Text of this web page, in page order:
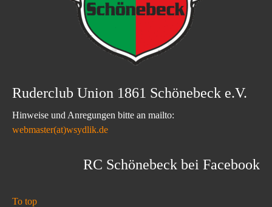
Ruderclub Union 1861 Schönebeck e.V.
Hinweise und Anregungen bitte an mailto:
webmaster(at)wsydlik.de
RC Schönebeck bei Facebook
To top